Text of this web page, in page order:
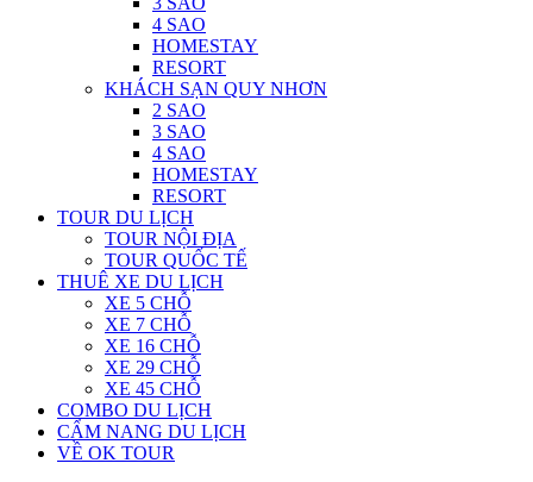
4 SAO
HOMESTAY
RESORT
KHÁCH SẠN QUY NHƠN
2 SAO
3 SAO
4 SAO
HOMESTAY
RESORT
TOUR DU LỊCH
TOUR NỘI ĐỊA
TOUR QUỐC TẾ
THUÊ XE DU LỊCH
XE 5 CHỖ
XE 7 CHỖ
XE 16 CHỖ
XE 29 CHỖ
XE 45 CHỖ
COMBO DU LỊCH
CẨM NANG DU LỊCH
VỀ OK TOUR